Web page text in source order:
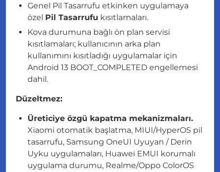
Genel Pil Tasarrufu etkinken uygulamaya
özel Pil Tasarrufu kısıtlamaları.
Kova durumuna bağlı ön plan servisi
kısıtlamaları; kullanıcının arka plan
kullanımını kısıtladığı uygulamalar için
Android 13 BOOT_COMPLETED engellemesi
dahil.
Düzeltmez:
Üreticiye özgü kapatma mekanizmaları.
Xiaomi otomatik başlatma, MIUI/HyperOS pil
tasarrufu, Samsung OneUI Uyuyan / Derin
Uyku uygulamaları, Huawei EMUI korumalı
uygulama durumu, Realme/Oppo ColorOS